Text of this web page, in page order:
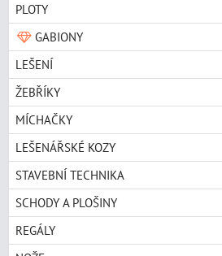
PLOTY
GABIONY
LEŠENÍ
ŽEBŘÍKY
MÍCHAČKY
LEŠENÁŘSKÉ KOZY
STAVEBNÍ TECHNIKA
SCHODY A PLOŠINY
REGÁLY